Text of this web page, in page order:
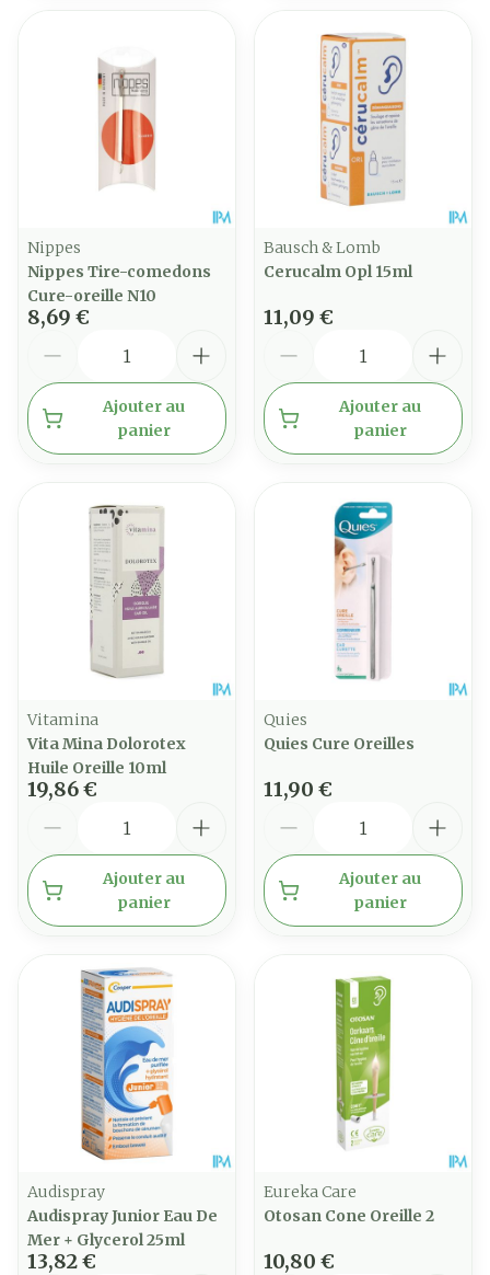
Nippes
Nippes Tire-comedons
Cure-oreille N10
8,69 €
Ajouter au
panier
Bausch & Lomb
Cerucalm Opl 15ml
11,09 €
Ajouter au
panier
Vitamina
Vita Mina Dolorotex
Huile Oreille 10ml
19,86 €
Ajouter au
panier
Quies
Quies Cure Oreilles
11,90 €
Ajouter au
panier
Audispray
Audispray Junior Eau De
Mer + Glycerol 25ml
13,82 €
Eureka Care
Otosan Cone Oreille 2
10,80 €